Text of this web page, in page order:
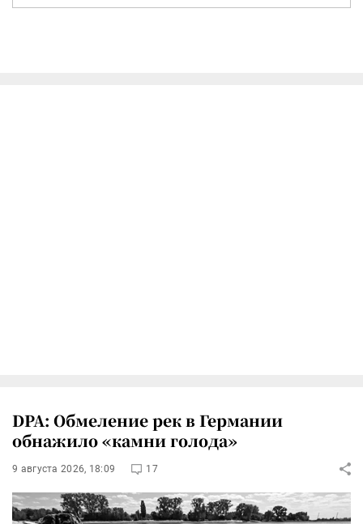
DPA: Обмеление рек в Германии
обнажило «камни голода»
9 августа 2026, 18:09 17